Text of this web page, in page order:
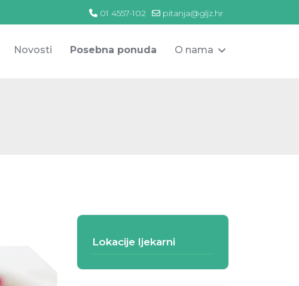
01 4557-102 pitanja@gljz.hr
Novosti Posebna ponuda O nama
Lokacije ljekarni